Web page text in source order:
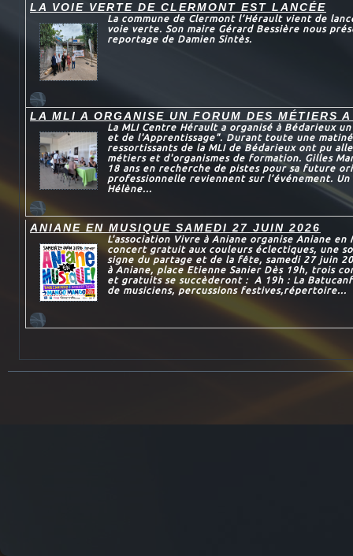
LA VOIE VERTE DE CLERMONT EST LANCÉE
La commune de Clermont l’Hérault vient de
voie verte. Son maire Gérard Bessière nous
reportage de Damien Sintès.
LA MLI A ORGANISE UN FORUM DES MÉTIERS
La MLI Centre Hérault a organisé à Bédarieux
et de l'Apprentissage". Durant toute une
ressortissants de la MLI de Bédarieux ont pu
métiers et d'organismes de formation. Gilles
18 ans en recherche de pistes pour sa future
professionnelle reviennent sur l’événement.
Hélène...
ANIANE EN MUSIQUE SAMEDI 27 JUIN 2026
L'association Vivre à Aniane organise Aniane en
concert gratuit aux couleurs éclectiques, une
signe du partage et de la fête, samedi 27 juin
à Aniane, place Etienne Sanier Dès 19h, trois
et gratuits se succèderont : A 19h : La
de musiciens, percussions festives,répertoire...